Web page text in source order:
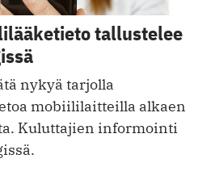
tallustelee
nykyä tarjolla
mobiililaitteilla alkaen
Kuluttajien informointi